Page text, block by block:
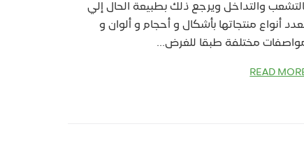
والتداخل ويرجع ذلك بطبيعة الحال إلي
أنواع منتجاتها بأشكال و أحجام و ألوان و
مختلفة طبقا للغرض...
READ